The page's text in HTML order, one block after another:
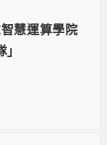
慧運算學院